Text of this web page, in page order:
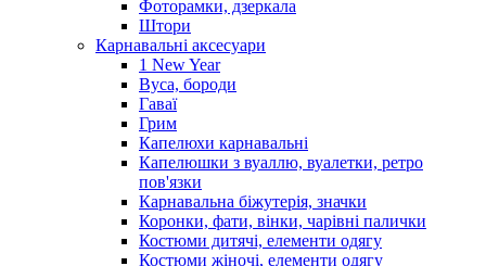
Фоторамки, дзеркала
Штори
Карнавальні аксесуари
1 New Year
Вуса, бороди
Гаваї
Грим
Капелюхи карнавальні
Капелюшки з вуаллю, вуалетки, ретро
пов'язки
Карнавальна біжутерія, значки
Коронки, фати, вінки, чарівні палички
Костюми дитячі, елементи одягу
Костюми жіночі, елементи одягу